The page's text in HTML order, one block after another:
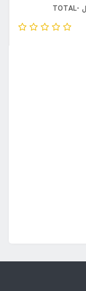
دیجیتال توتال TOTAL-